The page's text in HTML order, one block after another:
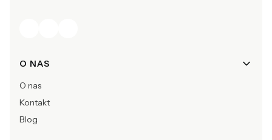
Linki w stopce
O NAS
O nas
Kontakt
Blog